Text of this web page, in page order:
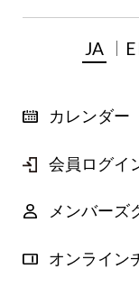
JA
カレンダー
会員ログイ
メンバーズ
オンライン